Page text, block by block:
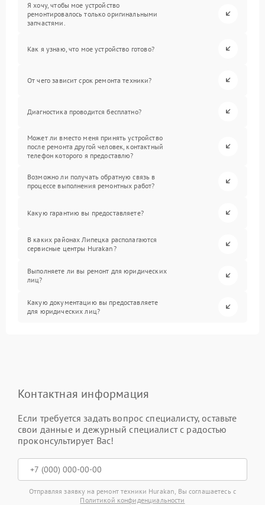
Я хочу, чтобы мое устройство
ремонтировалось только оригинальными
запчастями.
Как я узнаю, что мое устройство готово?
От чего зависит срок ремонта техники?
Диагностика проводится бесплатно?
Может ли вместо меня принять устройство
после ремонта другой человек, контактный
телефон которого я предоставлю?
Возможно ли получать обратную связь в
процессе выполнения ремонтных работ?
Какую гарантию вы предоставляете?
В каких районах Липецка располагаются
сервисные центры Hurakan?
Выполняете ли вы ремонт для юридических
лиц?
Какую документацию вы предоставляете
для юридических лиц?
Контактная информация
Если требуется задать вопрос специалисту, оставьте
свои данные и дежурный специалист с радостью
проконсультирует Вас!
Отправляя заявку на ремонт техники Hurakan, Вы соглашаетесь с
Политикой конфиденциальности